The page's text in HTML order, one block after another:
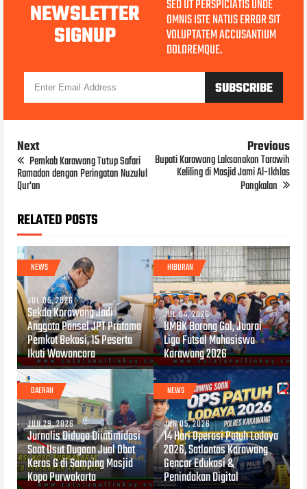
NEWSLETTER
SIGNUP
SED UT PERSPICIATIS UNDE
OMNIS ISTE NATUS ERROR SIT
VOLUPTATEM ACCUSANTIUM
DOLOREMQUE.
Next
Pemkab Karawang Tutup Safari
Ramadan dengan Peringatan Nuzulul
Qur'an
Previous
Bupati Karawang Laksanakan Tarawih
Keliling di Masjid Jami Al-Ikhlas
Pangkalan
RELATED POSTS
NEWS
JUL 05, 2026
Sekda Karawang Jadi
Anggota Pansel JPT Pratama
Pemkot Bekasi, 15 Peserta
Ikuti Wawancara
HIBURAN
JUL 04, 2026
UMBK Borong Gol, Juarai
Liga Futsal Mahasiswa
Karawang 2026
DAERAH
JUN 29, 2026
Jurnalis Diduga Diintimidasi
Saat Usut Dugaan Jual Obat
Keras G di Samping Masjid
Kopo Purwakarta
NEWS
JUN 05, 2026
14 Hari Operasi Patuh Lodaya
2026, Satlantas Karawang
Gencar Edukasi &
Penindakan Digital